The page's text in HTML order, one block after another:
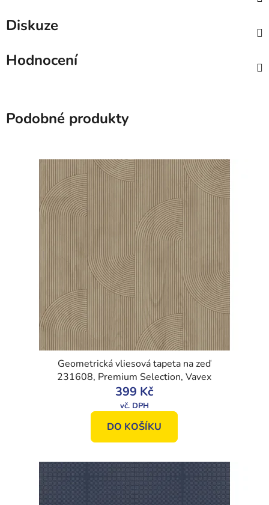
Diskuze
Hodnocení
Podobné produkty
Geometrická vliesová tapeta na zeď
231608, Premium Selection, Vavex
399 Kč
DO KOŠÍKU